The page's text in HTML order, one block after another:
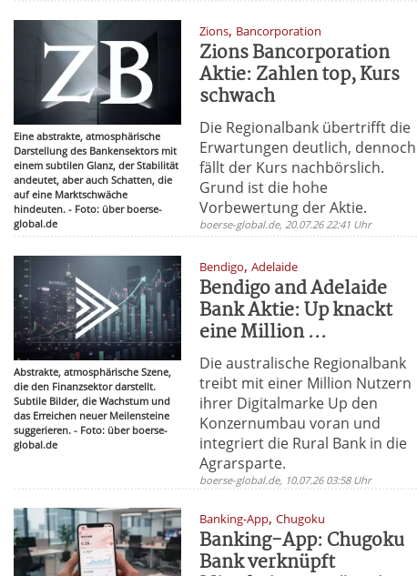
Eine abstrakte, atmosphärische
Darstellung des Bankensektors mit
einem subtilen Glanz, der Stabilität
andeutet, aber auch Schatten, die
auf eine Marktschwäche
hindeuten. - Foto: über boerse-
global.de
Zions, Bancorporation
Zions Bancorporation
Aktie: Zahlen top, Kurs
schwach
Die Regionalbank übertrifft die
Erwartungen deutlich, dennoch
fällt der Kurs nachbörslich.
Grund ist die hohe
Vorbewertung der Aktie.
boerse-global.de, 20.07.26 22:41 Uhr
Abstrakte, atmosphärische Szene,
die den Finanzsektor darstellt.
Subtile Bilder, die Wachstum und
das Erreichen neuer Meilensteine
suggerieren. - Foto: über boerse-
global.de
Bendigo,Adelaide
Bendigo and Adelaide
Bank Aktie: Up knackt
eine Million ...
Die australische Regionalbank
treibt mit einer Million Nutzern
ihrer Digitalmarke Up den
Konzernumbau voran und
integriert die Rural Bank in die
Agrarsparte.
boerse-global.de, 10.07.26 03:58 Uhr
Banking-App,Chugoku
Banking-App: Chugoku
Bank verknüpft